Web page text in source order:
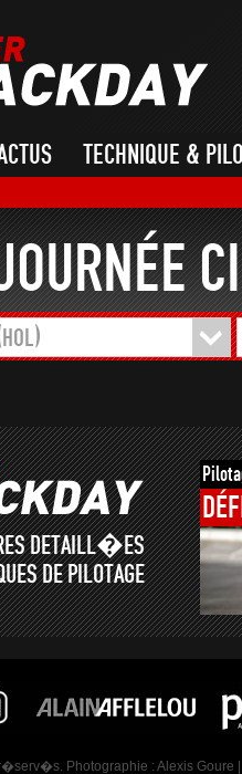
TECHNIQUE &
DETAILL�ES
DE PILOTAGE
Photographie : Alexis Goure